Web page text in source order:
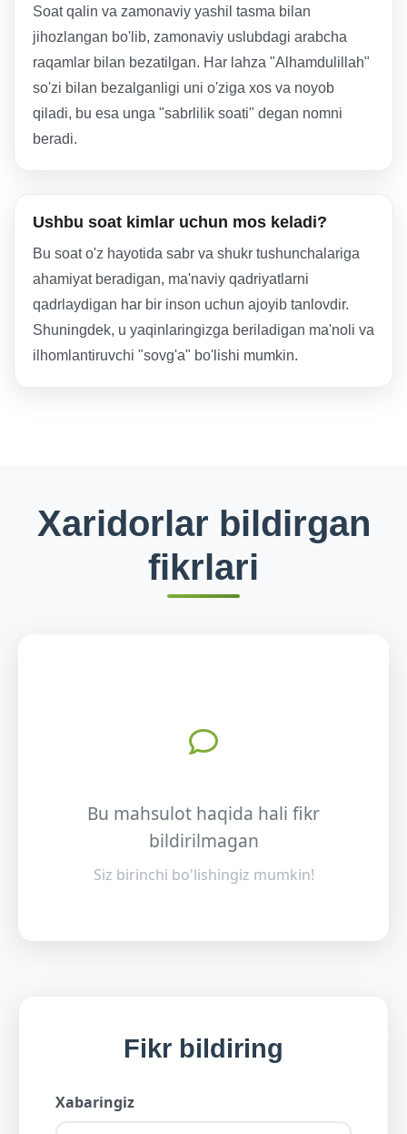
Soat qalin va zamonaviy yashil tasma bilan
jihozlangan bo'lib, zamonaviy uslubdagi arabcha
raqamlar bilan bezatilgan. Har lahza "Alhamdulillah"
so'zi bilan bezalganligi uni o'ziga xos va noyob
qiladi, bu esa unga "sabrlilik soati" degan nomni
beradi.
Ushbu soat kimlar uchun mos keladi?
Bu soat o'z hayotida sabr va shukr tushunchalariga
ahamiyat beradigan, ma'naviy qadriyatlarni
qadrlaydigan har bir inson uchun ajoyib tanlovdir.
Shuningdek, u yaqinlaringizga beriladigan ma'noli va
ilhomlantiruvchi "sovg'a" bo'lishi mumkin.
Xaridorlar bildirgan
fikrlari
Bu mahsulot haqida hali fikr
bildirilmagan
Siz birinchi bo'lishingiz mumkin!
Fikr bildiring
Xabaringiz